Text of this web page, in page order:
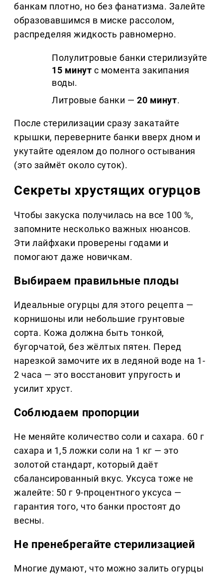
банкам плотно, но без фанатизма. Залейте
образовавшимся в миске рассолом,
распределяя жидкость равномерно.
Полулитровые банки стерилизуйте
15 минут с момента закипания
воды.
Литровые банки —20 минут.
После стерилизации сразу закатайте
крышки, переверните банки вверх дном и
укутайте одеялом до полного остывания
(это займёт около суток).
Секреты хрустящих огурцов
Чтобы закуска получилась на все 100 %,
запомните несколько важных нюансов.
Эти лайфхаки проверены годами и
помогают даже новичкам.
Выбираем правильные плоды
Идеальные огурцы для этого рецепта —
корнишоны или небольшие грунтовые
сорта. Кожа должна быть тонкой,
бугорчатой, без жёлтых пятен. Перед
нарезкой замочите их в ледяной воде на 1-
2 часа — это восстановит упругость и
усилит хруст.
Соблюдаем пропорции
Не меняйте количество соли и сахара. 60 г
сахара и 1,5 ложки соли на 1 кг — это
золотой стандарт, который даёт
сбалансированный вкус. Уксуса тоже не
жалейте: 50 г 9-процентного уксуса —
гарантия того, что банки простоят до
весны.
Не пренебрегайте стерилизацией
Многие думают, что можно залить огурцы